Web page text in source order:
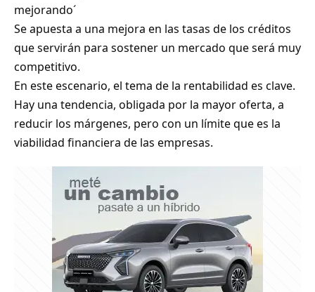
mejorando´
Se apuesta a una mejora en las tasas de los créditos
que servirán para sostener un mercado que será muy
competitivo.
En este escenario, el tema de la rentabilidad es clave.
Hay una tendencia, obligada por la mayor oferta, a
reducir los márgenes, pero con un límite que es la
viabilidad financiera de las empresas.